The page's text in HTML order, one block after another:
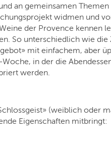
an gemeinsamen
widmen und
der Provence kennen
So unterschiedlich wie die
mit einfachem, aber
in der die
werden.
(weiblich oder
Eigenschaften mitbringt: